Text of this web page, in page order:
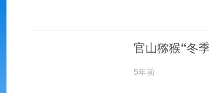
官山猕猴“冬
5年前